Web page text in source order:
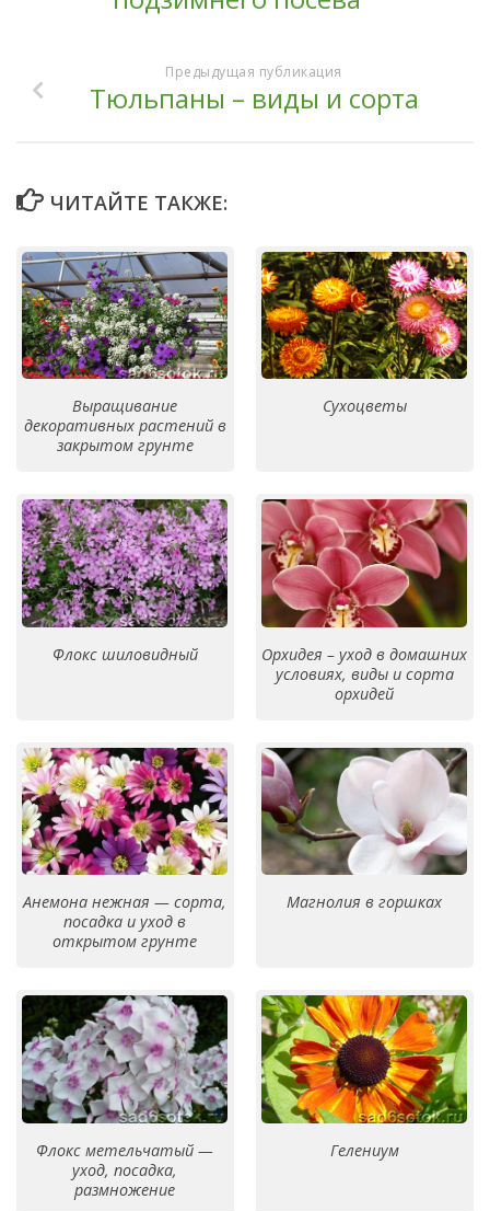
Предыдущая публикация
Тюльпаны – виды и сорта
ЧИТАЙТЕ ТАКЖЕ:
Выращивание
декоративных растений в
закрытом грунте
Сухоцветы
Флокс шиловидный
Орхидея – уход в домашних
условиях, виды и сорта
орхидей
Анемона нежная — сорта,
посадка и уход в
открытом грунте
Магнолия в горшках
Флокс метельчатый —
уход, посадка,
размножение
Гелениум